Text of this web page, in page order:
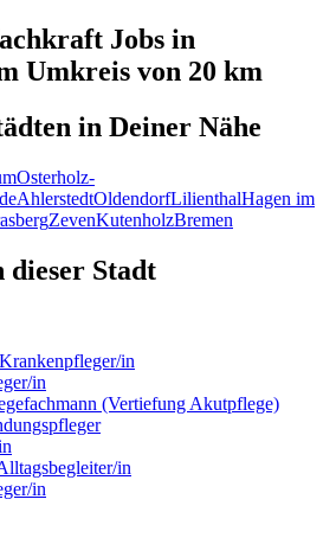
Jobs in
Umkreis von 20 km
in Deiner Nähe
Osterholz-
AhlerstedtOldendorfLilienthalHagen im
ZevenKutenholzBremen
dieser Stadt
in
in
(Vertiefung Akutpflege)
in
in